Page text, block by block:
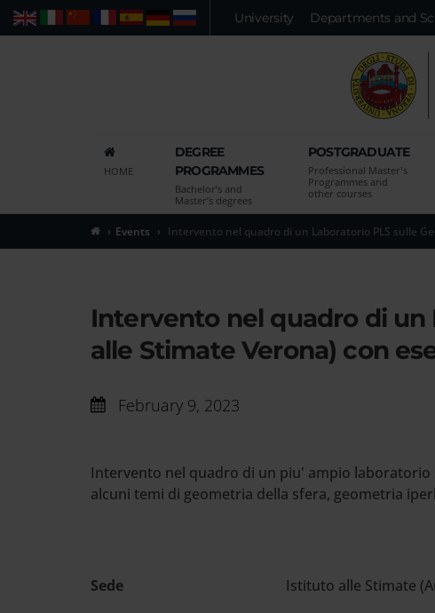
Vai
al
principale
Web People Advanced search
University Departments and
HOME
DEGREE
PROGRAMMES
Bachelor’s and
Master’s degrees
POSTGRADUATE
Professional Master's
Programmes and
other courses
Events Intervento nel quadro di un Laboratorio PLS sulle
Intervento nel quadro di un
alle Stimate Verona) con
February 9, 2023
Intervento nel quadro di un piu' ampio laboratorio
alcuni temi di geometria della sfera, geometria
Sede Istituto alle Stimate